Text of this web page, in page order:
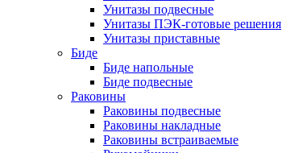
Унитазы подвесные
Унитазы ПЭК-готовые решения
Унитазы приставные
Биде
Биде напольные
Биде подвесные
Раковины
Раковины подвесные
Раковины накладные
Раковины встраиваемые